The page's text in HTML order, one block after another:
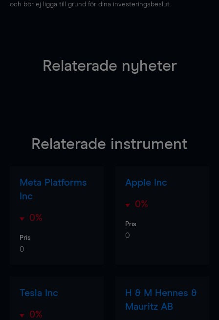
och bör ej ligga till grund för dina investeringsbeslut.
Relaterade nyheter
Relaterade instrument
Meta Platforms
Inc
0%
Pris
0
Apple Inc
0%
Pris
0
Tesla Inc
0%
H & M Hennes &
Mauritz AB